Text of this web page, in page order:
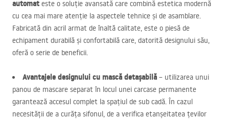
automat este o soluție avansată care combină estetica modernă
cu cea mai mare atenție la aspectele tehnice și de asamblare.
Fabricată din acril armat de înaltă calitate, este o piesă de
echipament durabilă și confortabilă care, datorită designului său,
oferă o serie de beneficii.
Avantajele designului cu mască detașabilă – utilizarea unui
panou de mascare separat în locul unei carcase permanente
garantează accesul complet la spațiul de sub cadă. În cazul
necesității de a curăța sifonul, de a verifica etanșeitatea țevilor